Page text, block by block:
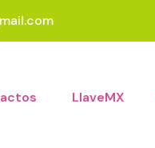
LlaveMX